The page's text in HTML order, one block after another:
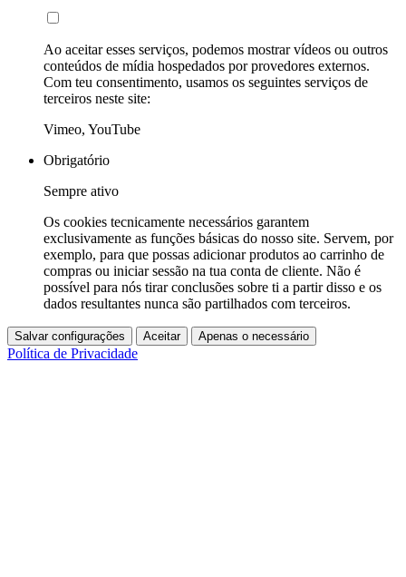
Ao aceitar esses serviços, podemos mostrar vídeos ou outros
conteúdos de mídia hospedados por provedores externos.
Com teu consentimento, usamos os seguintes serviços de
terceiros neste site:
Vimeo, YouTube
Obrigatório
Sempre ativo
Os cookies tecnicamente necessários garantem
exclusivamente as funções básicas do nosso site. Servem, por
exemplo, para que possas adicionar produtos ao carrinho de
compras ou iniciar sessão na tua conta de cliente. Não é
possível para nós tirar conclusões sobre ti a partir disso e os
dados resultantes nunca são partilhados com terceiros.
Salvar configurações Aceitar Apenas o necessário
Política de Privacidade